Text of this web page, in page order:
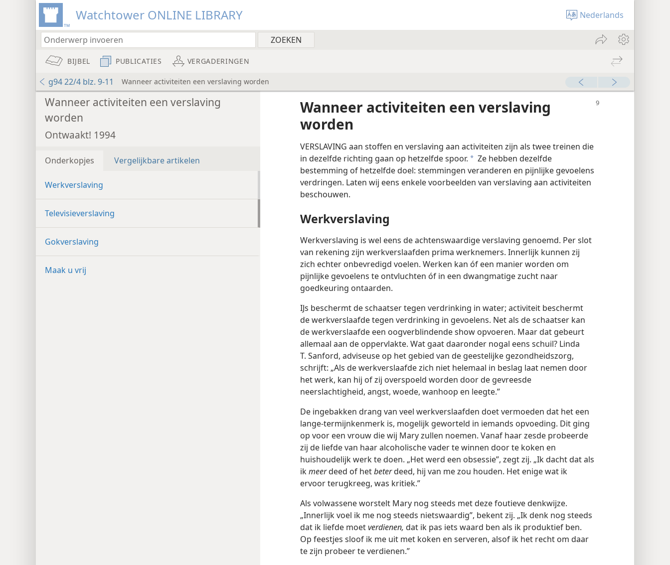
Watchtower ONLINE LIBRARY Nederlands
BIJBEL PUBLICATIES VERGADERINGEN
g94 22/4 blz. 9-11 Wanneer activiteiten een verslaving worden
Wanneer activiteiten een verslaving
worden
Ontwaakt! 1994
Onderkopjes Vergelijkbare artikelen
Werkverslaving
Televisieverslaving
Gokverslaving
Maak u vrij
Wanneer activiteiten een verslaving
worden
VERSLAVING aan stoffen en verslaving aan activiteiten zijn als twee treinen die
in dezelfde richting gaan op hetzelfde spoor. a Ze hebben dezelfde
bestemming of hetzelfde doel: stemmingen veranderen en pijnlijke gevoelens
verdringen. Laten wij eens enkele voorbeelden van verslaving aan activiteiten
beschouwen.
Werkverslaving
Werkverslaving is wel eens de achtenswaardige verslaving genoemd. Per slot
van rekening zijn werkverslaafden prima werknemers. Innerlijk kunnen zij
zich echter onbevredigd voelen. Werken kan óf een manier worden om
pijnlijke gevoelens te ontvluchten óf in een dwangmatige zucht naar
goedkeuring ontaarden.
IJs beschermt de schaatser tegen verdrinking in water; activiteit beschermt
de werkverslaafde tegen verdrinking in gevoelens. Net als de schaatser kan
de werkverslaafde een oogverblindende show opvoeren. Maar dat gebeurt
allemaal aan de oppervlakte. Wat gaat daaronder nogal eens schuil? Linda
T. Sanford, adviseuse op het gebied van de geestelijke gezondheidszorg,
schrijft: „Als de werkverslaafde zich niet helemaal in beslag laat nemen door
het werk, kan hij of zij overspoeld worden door de gevreesde
neerslachtigheid, angst, woede, wanhoop en leegte.”
De ingebakken drang van veel werkverslaafden doet vermoeden dat het een
lange-termijnkenmerk is, mogelijk geworteld in iemands opvoeding. Dit ging
op voor een vrouw die wij Mary zullen noemen. Vanaf haar zesde probeerde
zij de liefde van haar alcoholische vader te winnen door te koken en
huishoudelijk werk te doen. „Het werd een obsessie”, zegt zij. „Ik dacht dat als
ikmeerdeed of hetbeterdeed, hij van me zou houden. Het enige wat ik
ervoor terugkreeg, was kritiek.”
Als volwassene worstelt Mary nog steeds met deze foutieve denkwijze.
„Innerlijk voel ik me nog steeds nietswaardig”, bekent zij. „Ik denk nog steeds
dat ik liefde moetverdienen, dat ik pas iets waard ben als ik produktief ben.
Op feestjes sloof ik me uit met koken en serveren, alsof ik het recht om daar
te zijn probeer te verdienen.”